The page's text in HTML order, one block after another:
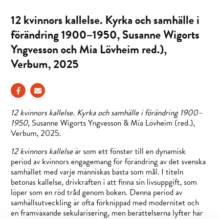
12 kvinnors kallelse. Kyrka och samhälle i
förändring 1900–1950, Susanne Wigorts
Yngvesson och Mia Lövheim red.),
Verbum, 2025
12 kvinnors kallelse. Kyrka och samhälle i förändring 1900–
1950, Susanne Wigorts Yngvesson & Mia Lövheim (red.),
Verbum, 2025.
12 kvinnors kallelseär som ett fönster till en dynamisk
period av kvinnors engagemang för förändring av det svenska
samhället med varje människas bästa som mål. I titeln
betonas kallelse, drivkraften i att finna sin livsuppgift, som
löper som en röd tråd genom boken. Denna period av
samhällsutveckling är ofta förknippad med modernitet och
en framväxande sekularisering, men berättelserna lyfter här